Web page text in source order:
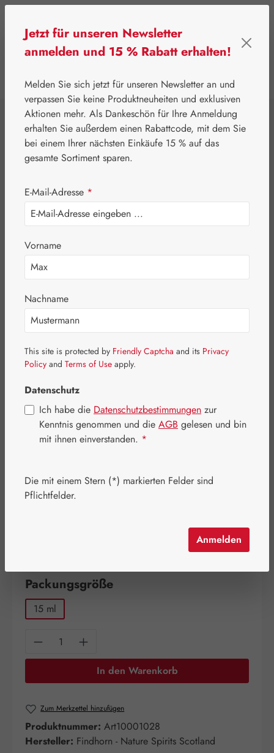
⌂ Leitner Lifecare Blütenessenzen Findhorn
Broom Tropfen
Bildergalerie überspringen
16,90 €
Inhalt: 0.015 Liter (1.126,67 € / 1 Liter)
Preise inkl. MwSt. zzgl. Versandkosten
Schnell zuschlagen! Es sind nur noch wenige Artikel
Packungsgrößeauswählen
15 ml
Produkt Anzahl: Gib den gewünschten
In den Warenkorb
Zum Merkzettel hinzufügen
Produktnummer: Art10001028
Hersteller: Findhorn - Nature Spirits Scotland
Jetzt für unseren Newsletter
anmelden und 15 % Rabatt erhalten!
Melden Sie sich jetzt für unseren Newsletter an und
verpassen Sie keine Produktneuheiten und exklusiven
Aktionen mehr. Als Dankeschön für Ihre Anmeldung
erhalten Sie außerdem einen Rabattcode, mit dem Sie
bei einem Ihrer nächsten Einkäufe 15 % auf das
gesamte Sortiment sparen.
E-Mail-Adresse *
Vorname
Nachname
This site is protected by Friendly Captcha and its Privacy
Policy and Terms of Use apply.
Datenschutz
Ich habe die Datenschutzbestimmungen zur
Kenntnis genommen und die AGB gelesen und bin
mit ihnen einverstanden. *
Die mit einem Stern (*) markierten Felder sind
Pflichtfelder.
Anmelden